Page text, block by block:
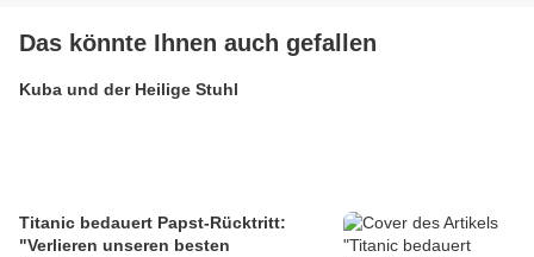
Das könnte Ihnen auch gefallen
Kuba und der Heilige Stuhl
Titanic bedauert Papst-Rücktritt:
"Verlieren unseren besten